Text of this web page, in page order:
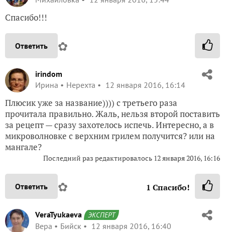
Спасибо!!!
Ответить ✿
irindom
Ирина
Нерехта 12 января 2016, 16:14
Плюсик уже за название)))) с третьего раза
прочитала правильно. Жаль, нельзя второй поставить
за рецепт — сразу захотелось испечь. Интересно, а в
микроволновке с верхним грилем получится? или на
мангале?
Последний раз редактировалось 12 января 2016, 16:16
Ответить ✿ 1 Спасибо!
VeraTyukaeva ЭКСПЕРТ
Вера Бийск 12 января 2016, 16:40